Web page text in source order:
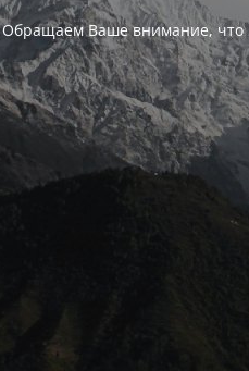
Обращаем Ваше внимание, что